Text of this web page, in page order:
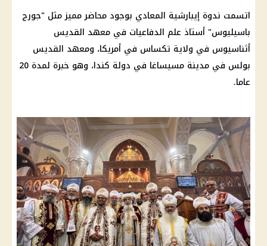
اتسمت ندوة إيبارشية المعادي بوجود محاضر مميز مثل "جورج
باسيليوس" أستاذ علم الدفاعيات في معهد القديس
أثناسيوس في ولاية تكساس في أمريكا، ومعهد القديس
بولس في مدينة مسيساغا في دولة كندا، وهو خبرة لمدة 20
عاما.